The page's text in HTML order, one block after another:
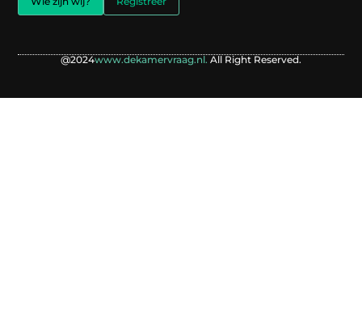
@2024www.dekamervraag.nl. All Right Reserved.